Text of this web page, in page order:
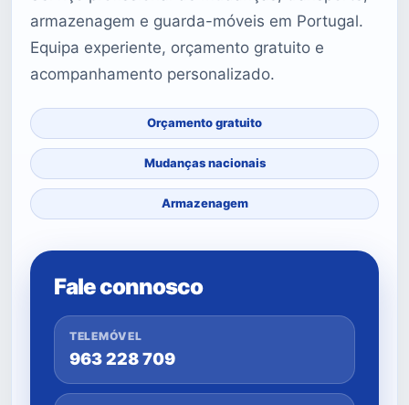
armazenagem e guarda-móveis em Portugal.
Equipa experiente, orçamento gratuito e
acompanhamento personalizado.
Orçamento gratuito
Mudanças nacionais
Armazenagem
Fale connosco
TELEMÓVEL
963 228 709